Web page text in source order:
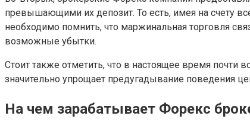
превышающими их депозит. То есть, имея на счету
необходимо помнить, что маржинальная торговля
возможные убытки.
Стоит также отметить, что в настоящее время
значительно упрощает предугадывание поведения
На чем зарабатывает Форекс